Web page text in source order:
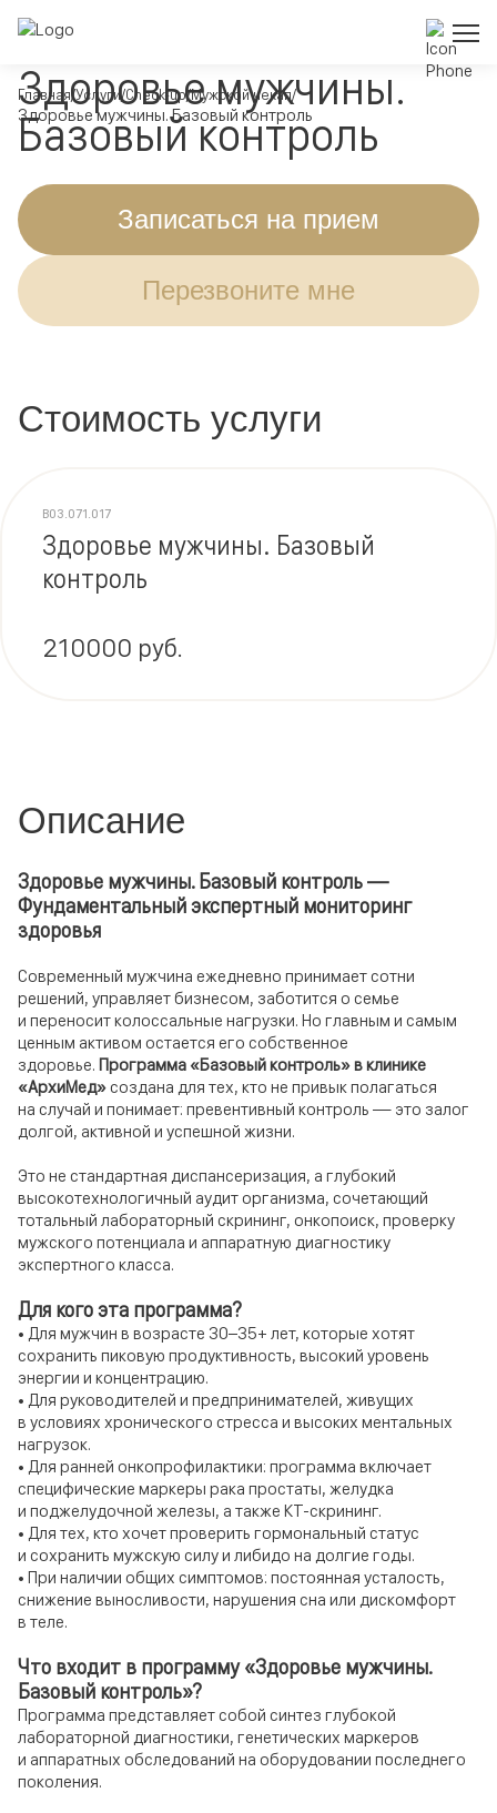
Главная Услуги Check-up Мужской чекап
Здоровье мужчины. Базовый контроль
Здоровье мужчины.
Базовый контроль
Записаться на прием
Перезвоните мне
Стоимость услуги
Здоровье мужчины. Базовый
контроль
В03.071.017
210000 руб.
Описание
Здоровье мужчины. Базовый контроль —
Фундаментальный экспертный мониторинг
здоровья
Современный мужчина ежедневно принимает сотни
решений, управляет бизнесом, заботится о семье
и переносит колоссальные нагрузки. Но главным и самым
ценным активом остается его собственное
здоровье. Программа «Базовый контроль» в клинике
«АрхиМед»создана для тех, кто не привык полагаться
на случай и понимает: превентивный контроль — это залог
долгой, активной и успешной жизни.
Это не стандартная диспансеризация, а глубокий
высокотехнологичный аудит организма, сочетающий
тотальный лабораторный скрининг, онкопоиск, проверку
мужского потенциала и аппаратную диагностику
экспертного класса.
Для кого эта программа?
• Для мужчин в возрасте 30–35+ лет, которые хотят
сохранить пиковую продуктивность, высокий уровень
энергии и концентрацию.
• Для руководителей и предпринимателей, живущих
в условиях хронического стресса и высоких ментальных
нагрузок.
• Для ранней онкопрофилактики: программа включает
специфические маркеры рака простаты, желудка
и поджелудочной железы, а также КТ-скрининг.
• Для тех, кто хочет проверить гормональный статус
и сохранить мужскую силу и либидо на долгие годы.
• При наличии общих симптомов: постоянная усталость,
снижение выносливости, нарушения сна или дискомфорт
в теле.
Что входит в программу «Здоровье мужчины.
Базовый контроль»?
Программа представляет собой синтез глубокой
лабораторной диагностики, генетических маркеров
и аппаратных обследований на оборудовании последнего
поколения.